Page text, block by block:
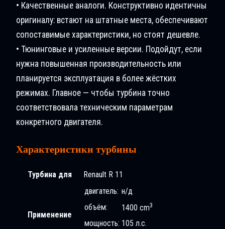
• Качественные аналоги. Конструктивно идентичны
оригиналу: встают на штатные места, обеспечивают
сопоставимые характеристики, но стоят дешевле.
• Тюнинговые и усиленные версии. Подойдут, если
нужна повышенная производительность или
планируется эксплуатация в более жёстких
режимах. Главное — чтобы турбина точно
соответствовала техническим параметрам
конкретного двигателя.
Характеристики турбины
Турбина для Renault R 11
Применение
двигатель: н/д
объём:
1400 cm3
мощность: 105 л.с.